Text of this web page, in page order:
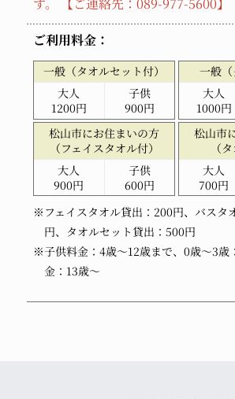
ご利用料金：
一般 （タオルセット付）
大人
1200円
子供
900円
一般（
大人
1000円
松山市にお住まいの方
（フェイスタオル付）
大人
900円
子供
600円
松山市
（
大人
700円
※フェイスタオル貸出：200円、バスタ
円、タオルセット貸出：500円
※子供料金：4歳～12歳まで、0歳～3歳
金：13歳～